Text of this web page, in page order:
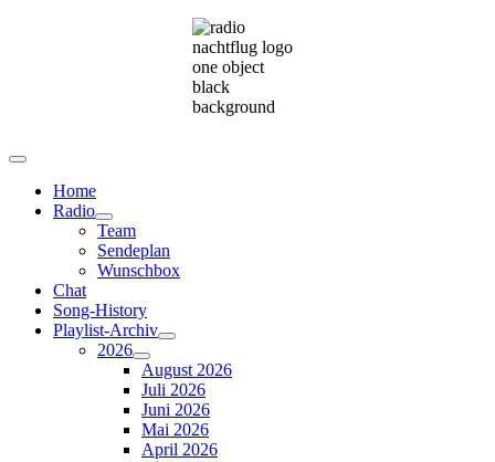
Home
Radio
Team
Sendeplan
Wunschbox
Chat
Song-History
Playlist-Archiv
2026
August 2026
Juli 2026
Juni 2026
Mai 2026
April 2026